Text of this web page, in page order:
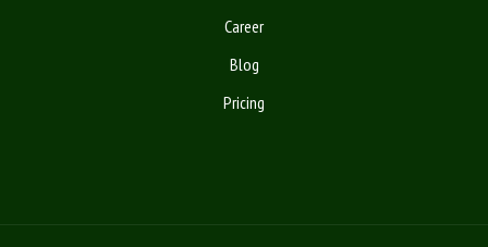
Career
Blog
Pricing